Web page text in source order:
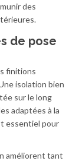
des
de pose
finitions
isolation bien
sur le long
adaptées à la
essentiel pour
améliorent tant